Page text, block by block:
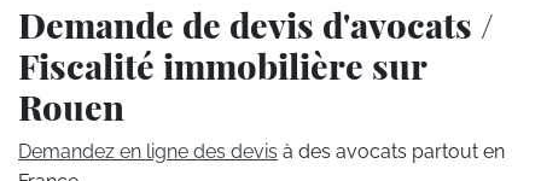
Demande de devis d'avocats /
Fiscalité immobilière sur
Rouen
Demandez en ligne des devis à des avocats partout en